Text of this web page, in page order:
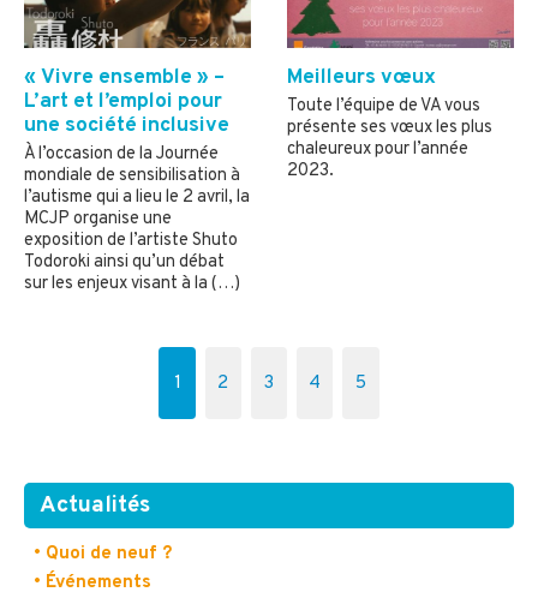
« Vivre ensemble » –
L’art et l’emploi pour
une société inclusive
À l’occasion de la Journée
mondiale de sensibilisation à
l’autisme qui a lieu le 2 avril, la
MCJP organise une
exposition de l’artiste Shuto
Todoroki ainsi qu’un débat
sur les enjeux visant à la (…)
Meilleurs vœux
Toute l’équipe de VA vous
présente ses vœux les plus
chaleureux pour l’année
2023.
1 2 3 4 5
Actualités
• Quoi de neuf ?
• Événements